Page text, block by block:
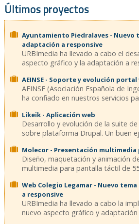
Últimos proyectos
Ayuntamiento Piedralaves - Nuevo
adaptación a responsive
URBImedia ha llevado a cabo el
aspecto gráfico y la adaptación a
AEINSE - Soporte y evolución portal
AEINSE (Asociación Española de
ha confiado en nuestros servicios
Likeik - Aplicación web
Desarrollo y evolución de la suite
sobre plataforma Drupal. Un buen
Molecor - Presentación
Diseño, maquetación y animación
multimedia para pantalla táctil de
Web Colegio Legamar - Nuevo
a responsive
URBImedia ha llevado a cabo la
nuevo aspecto gráfico y adaptación